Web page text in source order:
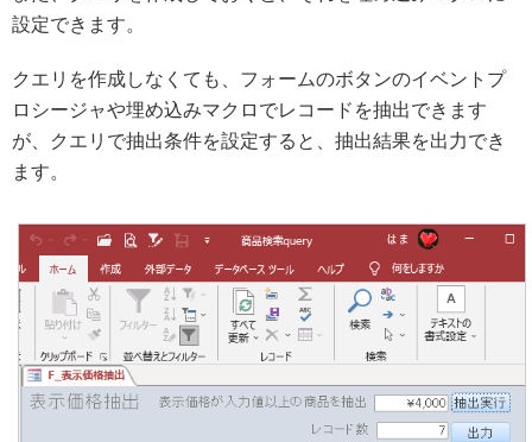
設定できます。
クエリを作成しなくても、フォームのボタンのイベントプ
ロシージャや埋め込みマクロでレコードを抽出できます
が、クエリで抽出条件を設定すると、抽出結果を出力でき
ます。